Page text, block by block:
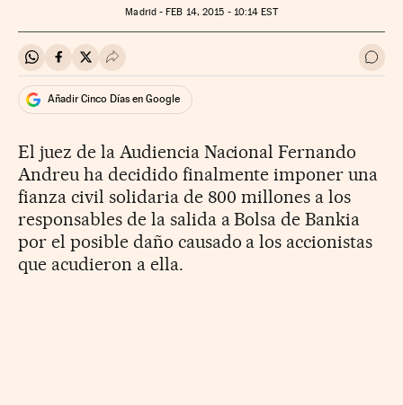
Madrid -FEB 14, 2015 - 10:14 EST
Compartir en Whatsapp
Compartir en Facebook
Compartir en Twitter
Desplegar Redes Sociales Ir a
Añadir Cinco Días en Google
El juez de la Audiencia Nacional Fernando
Andreu ha decidido finalmente imponer una
fianza civil solidaria de 800 millones a los
responsables de la salida a Bolsa de Bankia
por el posible daño causado a los accionistas
que acudieron a ella.